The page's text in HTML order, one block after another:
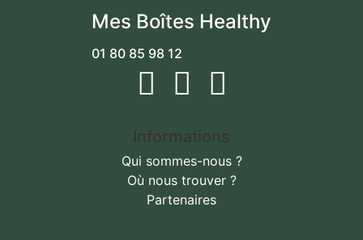
Mes Boîtes Healthy
01 80 85 98 12
Informations
Qui sommes-nous ?
Où nous trouver ?
Partenaires